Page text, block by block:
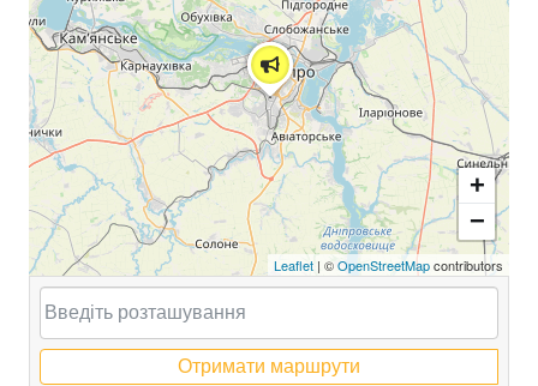
+
−
Leaflet | ©OpenStreetMapcontributors
Отримати маршрути